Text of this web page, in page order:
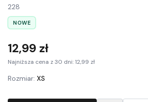
228
NOWE
12,99 zł
Najniższa cena z 30 dni: 12,99 zł
Rozmiar: XS